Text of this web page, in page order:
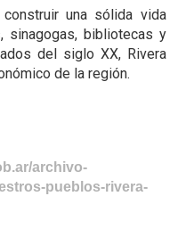
una sólida vida
sinagogas, bibliotecas y
del siglo XX, Rivera
de la región.
archivo-
pueblos-rivera-